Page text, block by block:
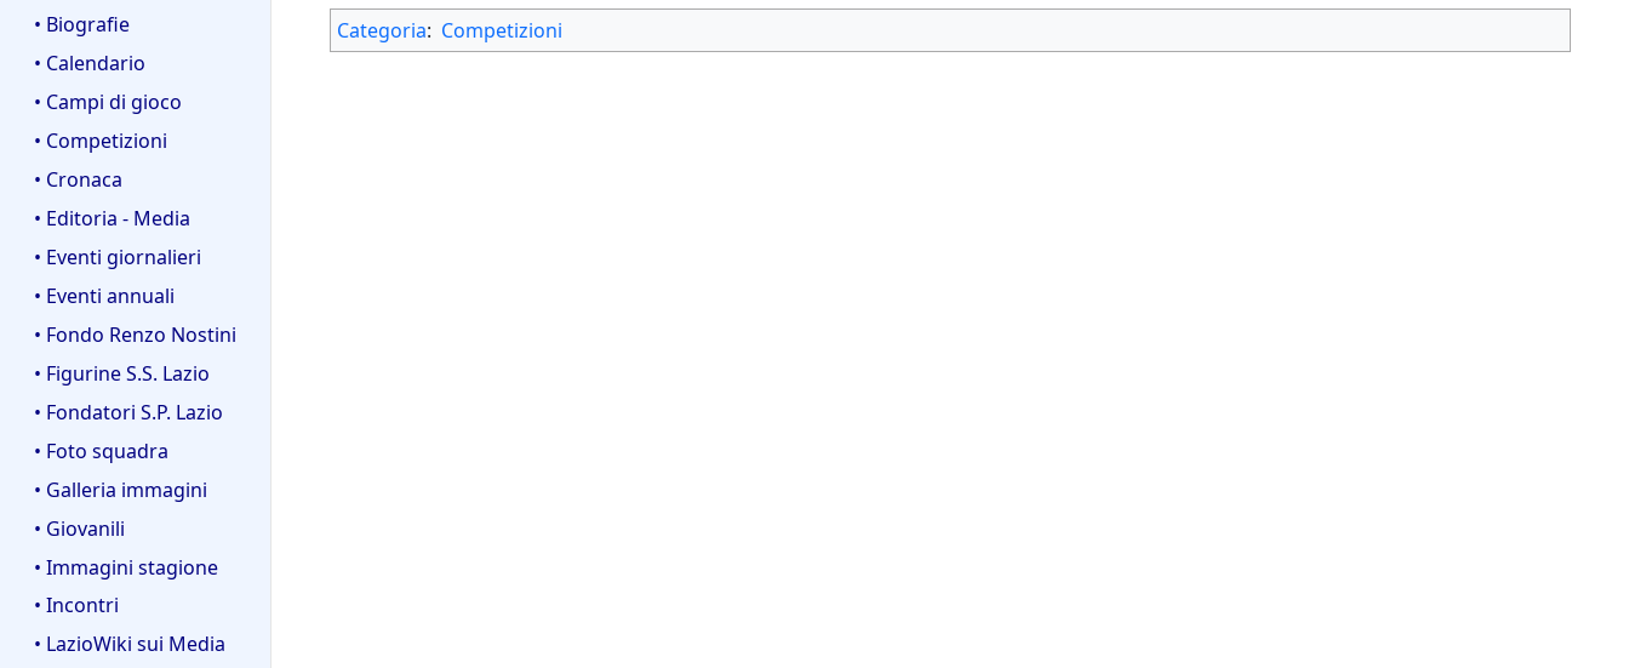
• Biografie
• Calendario
• Campi di gioco
• Competizioni
• Cronaca
• Editoria - Media
• Eventi giornalieri
• Eventi annuali
• Fondo Renzo Nostini
• Figurine S.S. Lazio
• Fondatori S.P. Lazio
• Foto squadra
• Galleria immagini
• Giovanili
• Immagini stagione
• Incontri
• LazioWiki sui Media
Categoria: Competizioni